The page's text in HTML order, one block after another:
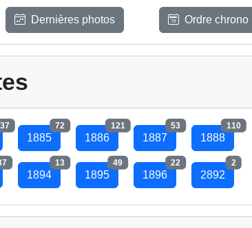
Dernières photos Ordre chrono
1885
72
1886
121
1887
53
1888
110
1894
13
1895
49
1896
22
2892
2